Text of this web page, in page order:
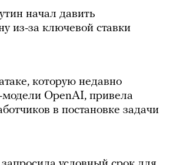
начал давить
из-за ключевой ставки
которую недавно
OpenAI, привела
в постановке задачи